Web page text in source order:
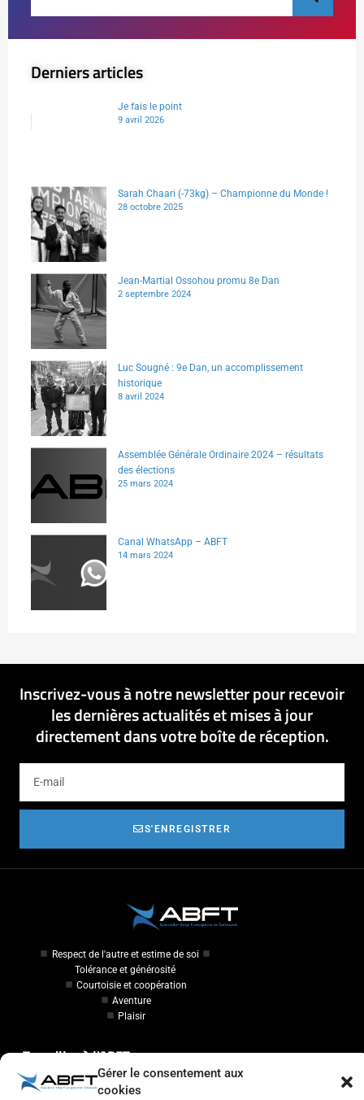
Gérer le consentement aux
cookies
Derniers articles
Je fais le point
9 avril 2026
Sarah Chaari (-73kg) – Championne du Monde !
28 octobre 2025
Jean-Martial Ossohou promu 8e Dan
2 septembre 2024
Luc Sougné : 9e Dan, un accomplissement
historique
8 avril 2024
Assemblée Générale Ordinaire 2024 – résultats
des élections
25 mars 2024
Canal WhatsApp – ABFT
14 mars 2024
Inscrivez-vous à notre newsletter pour recevoir
les dernières actualités et mises à jour
directement dans votre boîte de réception.
S'ENREGISTRER
Respect de l'autre et estime de soi
Tolérance et générosité
Courtoisie et coopération
Aventure
Plaisir
Travailler à l'ABFT
Initiateur en Taekwondo